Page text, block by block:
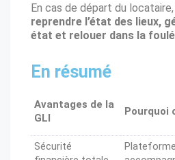
En cas de départ du
reprendre l’état des lieux,
état et relouer dans la
En résumé
Avantages de la
GLI
Pourquoi
Sécurité